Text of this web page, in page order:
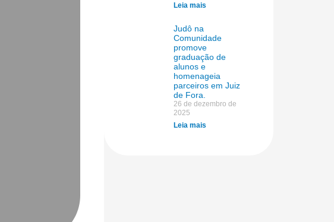
Leia mais
Judô na
Comunidade
promove
graduação de
alunos e
homenageia
parceiros em Juiz
de Fora.
26 de dezembro de
2025
Leia mais